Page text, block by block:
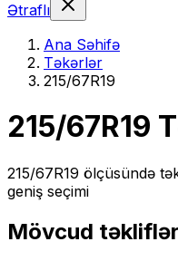
Ətraflı
Ana Səhifə
Təkərlər
215/67R19
215/67R19
215/67R19 ölçüsündə
geniş seçimi
Mövcud